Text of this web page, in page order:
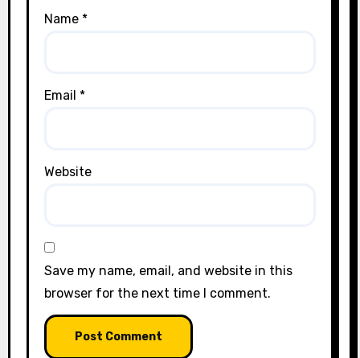
Name *
Email *
Website
Save my name, email, and website in this
browser for the next time I comment.